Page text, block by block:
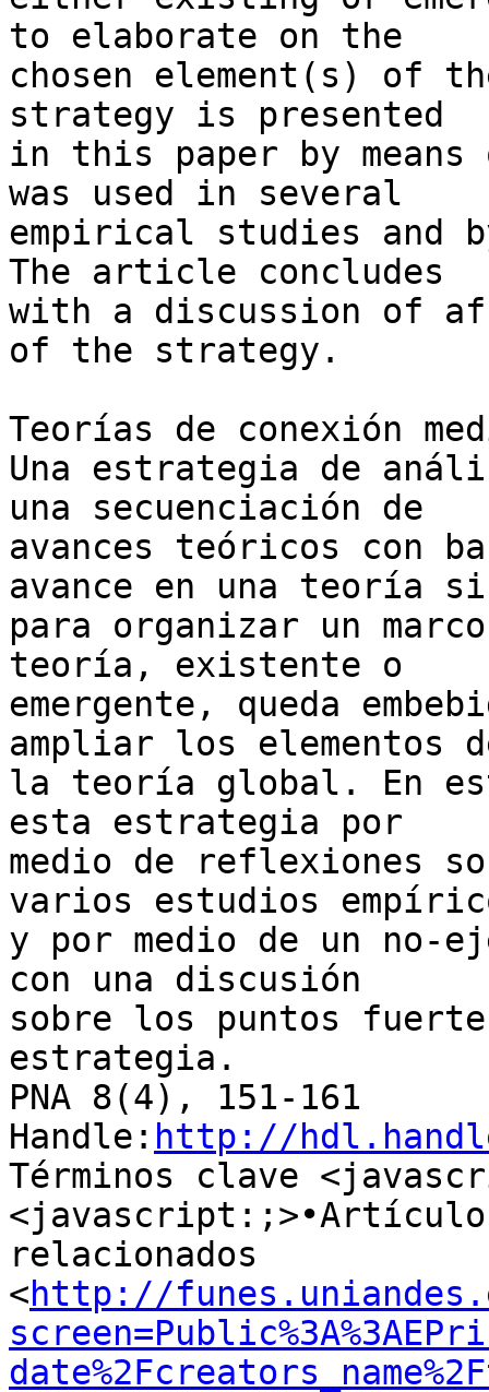
to elaborate on the
chosen element(s) of
strategy is presented
in this paper by
was used in several
empirical studies and
The article concludes
with a discussion of
of the strategy.
Teorías de conexión
Una estrategia de
una secuenciación de
avances teóricos con
avance en una teoría
para organizar un
teoría, existente o
emergente, queda
ampliar los elementos
la teoría global. En
esta estrategia por
medio de reflexiones
varios estudios
y por medio de un no-
con una discusión
sobre los puntos
estrategia.
PNA 8(4), 151-161
Handle: http://
Términos clave
relacionados
<http://